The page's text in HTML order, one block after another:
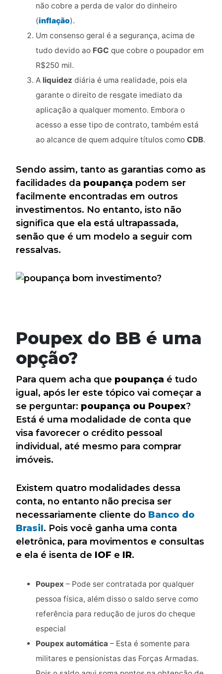
não cobre a perda de valor do dinheiro
(inflação).
Um consenso geral é a segurança, acima de
tudo devido ao FGC que cobre o poupador em
R$250 mil.
A liquidez diária é uma realidade, pois ela
garante o direito de resgate imediato da
aplicação a qualquer momento. Embora o
acesso a esse tipo de contrato, também está
ao alcance de quem adquire títulos como CDB.
Sendo assim, tanto as garantias como as
facilidades da poupança podem ser
facilmente encontradas em outros
investimentos. No entanto, isto não
significa que ela está ultrapassada,
senão que é um modelo a seguir com
ressalvas.
Poupex do BB é uma
opção?
Para quem acha que poupança é tudo
igual, após ler este tópico vai começar a
se perguntar: poupança ou Poupex?
Está é uma modalidade de conta que
visa favorecer o crédito pessoal
individual, até mesmo para comprar
imóveis.
Existem quatro modalidades dessa
conta, no entanto não precisa ser
necessariamente cliente do Banco do
Brasil. Pois você ganha uma conta
eletrônica, para movimentos e consultas
e ela é isenta de IOF e IR.
Poupex – Pode ser contratada por qualquer
pessoa física, além disso o saldo serve como
referência para redução de juros do cheque
especial
Poupex automática – Esta é somente para
militares e pensionistas das Forças Armadas.